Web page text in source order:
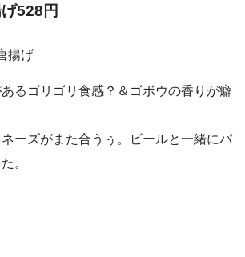
528円
るゴリゴリ食感？＆ゴボウの香りが癖
ーズがまた合うぅ。ビールと一緒にパ
。